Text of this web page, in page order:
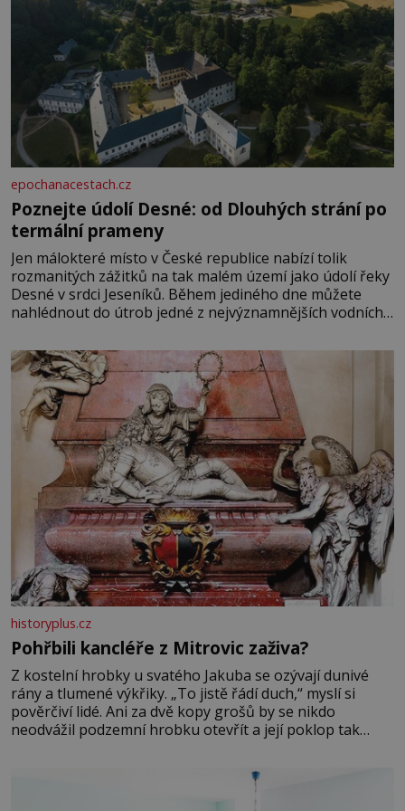
epochanacestach.cz
Poznejte údolí Desné: od Dlouhých strání po
termální prameny
Jen málokteré místo v České republice nabízí tolik
rozmanitých zážitků na tak malém území jako údolí řeky
Desné v srdci Jeseníků. Během jediného dne můžete
nahlédnout do útrob jedné z nejvýznamnějších vodních
se na koloběžce a den zakončit poznáváním památek ve
Velkých Losinách nebo v termálním
historyplus.cz
Pohřbili kancléře z Mitrovic zaživa?
Z kostelní hrobky u svatého Jakuba se ozývají dunivé
rány a tlumené výkřiky. „To jistě řádí duch,“ myslí si
pověrčiví lidé. Ani za dvě kopy grošů by se nikdo
neodvážil podzemní hrobku otevřít a její poklop tak